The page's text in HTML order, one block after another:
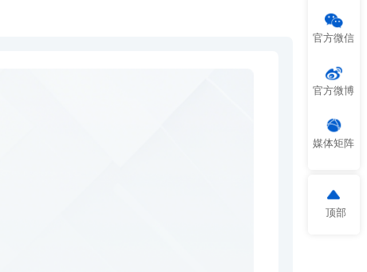
官方微信
官方微博
媒体矩阵
顶部